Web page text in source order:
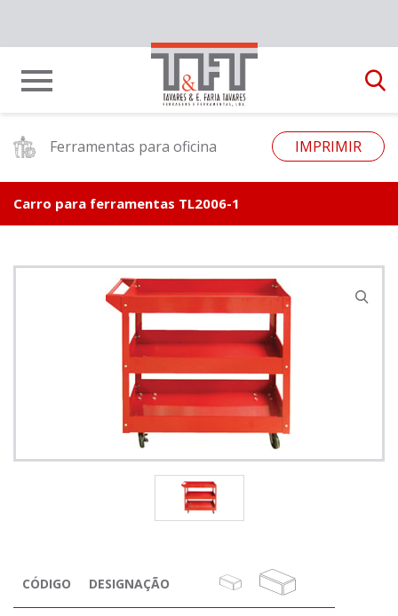
Ferramentas para oficina IMPRIMIR
Carro para ferramentas TL2006-1
CÓDIGO DESIGNAÇÃO